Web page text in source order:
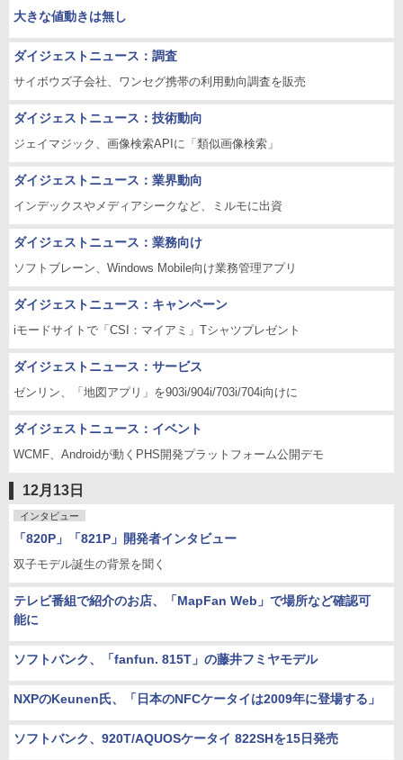
大きな値動きは無し
ダイジェストニュース：調査
サイボウズ子会社、ワンセグ携帯の利用動向調査を販売
ダイジェストニュース：技術動向
ジェイマジック、画像検索APIに「類似画像検索」
ダイジェストニュース：業界動向
インデックスやメディアシークなど、ミルモに出資
ダイジェストニュース：業務向け
ソフトブレーン、Windows Mobile向け業務管理アプリ
ダイジェストニュース：キャンペーン
iモードサイトで「CSI：マイアミ」Tシャツプレゼント
ダイジェストニュース：サービス
ゼンリン、「地図アプリ」を903i/904i/703i/704i向けに
ダイジェストニュース：イベント
WCMF、Androidが動くPHS開発プラットフォーム公開デモ
12月13日
インタビュー
「820P」「821P」開発者インタビュー
双子モデル誕生の背景を聞く
テレビ番組で紹介のお店、「MapFan Web」で場所など確認可
能に
ソフトバンク、「fanfun. 815T」の藤井フミヤモデル
NXPのKeunen氏、「日本のNFCケータイは2009年に登場する」
ソフトバンク、920T/AQUOSケータイ 822SHを15日発売